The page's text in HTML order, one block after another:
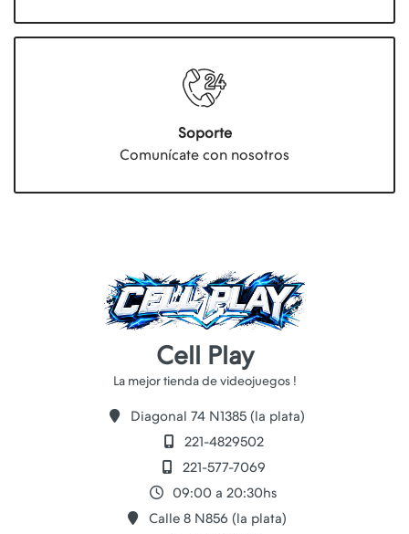
Soporte
Comunícate con nosotros
Cell Play
Diagonal 74 N1385 (la plata)
221-4829502
221-577-7069
09:00 a 20:30hs
Calle 8 N856 (la plata)